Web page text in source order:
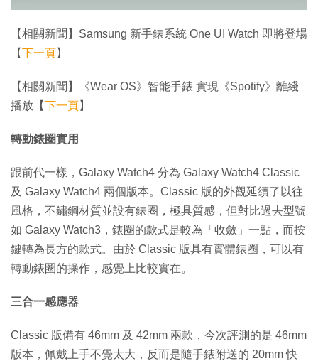
【相關新聞】Samsung 新手錶系統 One UI Watch 即將登場
【下一頁】
【相關新聞】《Wear OS》智能手錶 實現《Spotify》離綫
播放【下一頁】
轉動錶圈實用
跟前代一樣，Galaxy Watch4 分為 Galaxy Watch4 Classic
及 Galaxy Watch4 兩個版本。Classic 版的外觀延續了以往
風格，不鏽鋼材質並設有錶圈，極具質感，但對比過去型號
如 Galaxy Watch3，錶圈的款式是較為「收斂」一點，而按
鍵轉為長方的款式。由於 Classic 版具有實體錶圈，可以有
轉動錶圈的操作，感覺上比較實在。
三合一感應器
Classic 版備有 46mm 及 42mm 兩款，今次評測的是 46mm
版本，佩戴上手不覺太大，反而是隨手錶附送的 20mm 快